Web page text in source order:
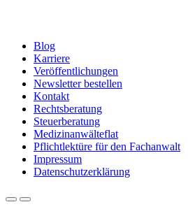
Blog
Karriere
Veröffentlichungen
Newsletter bestellen
Kontakt
Rechtsberatung
Steuerberatung
Medizinanwälteflat
Pflichtlektüre für den Fachanwalt
Impressum
Datenschutzerklärung